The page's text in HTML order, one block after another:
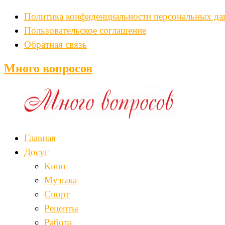
Политика конфиденциальности персональных
Пользовательское соглашение
Обратная связь
Много вопросов
Главная
Досуг
Кино
Музыка
Спорт
Рецепты
Работа